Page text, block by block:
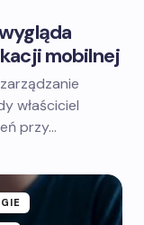
mobilnej
właściciel
przy…